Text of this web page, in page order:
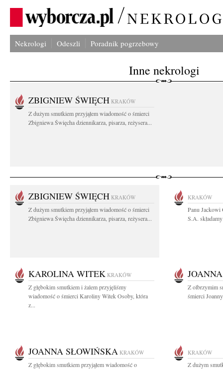
Nekrologi Odeszli Poradnik pogrzebowy
Inne nekrologi
ZBIGNIEW ŚWIĘCH KRAKÓW
Z dużym smutkiem przyjąłem wiadomość o śmierci
Zbigniewa Święcha dziennikarza, pisarza, reżysera...
ZBIGNIEW ŚWIĘCH KRAKÓW
Z dużym smutkiem przyjąłem wiadomość o śmierci
Zbigniewa Święcha dziennikarza, pisarza, reżysera...
KRAKÓW
Panu Jackowi
S.A.
KAROLINA WITEK KRAKÓW
Z głębokim smutkiem i żalem przyjęliśmy
wiadomość o śmierci Karoliny Witek Osoby, która
z...
Z olbrzymim
śmierci
JOANNA SŁOWIŃSKA KRAKÓW
Z głębokim smutkiem przyjąłem wiadomość o
KRAKÓW
Z dużym